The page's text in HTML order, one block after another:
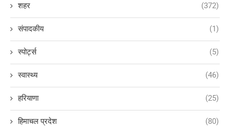
शहर (372)
संपादकीय (1)
स्पोर्ट्स (5)
स्वास्थ्य (46)
हरियाणा (25)
हिमाचल प्रदेश (80)